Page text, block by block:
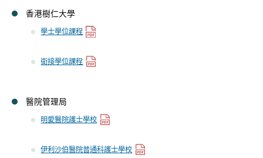
香港樹仁大學
學士學位課程
銜接學位課程
醫院管理局
明愛醫院護士學校
伊利沙伯醫院普通科護士學校